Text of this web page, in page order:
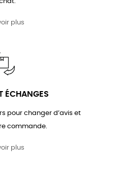
plus
ÉCHANGES
pour changer d’avis et
commande.
plus